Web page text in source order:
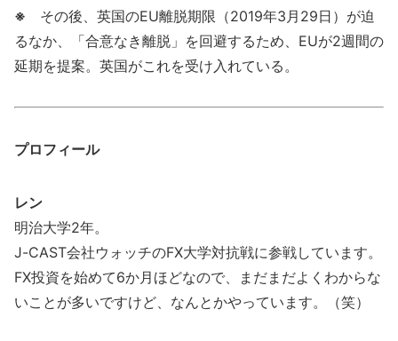
※ その後、英国のEU離脱期限（2019年3月29日）が迫
るなか、「合意なき離脱」を回避するため、EUが2週間の
延期を提案。英国がこれを受け入れている。
プロフィール
レン
明治大学2年。
J-CAST会社ウォッチのFX大学対抗戦に参戦しています。
FX投資を始めて6か月ほどなので、まだまだよくわからな
いことが多いですけど、なんとかやっています。（笑）